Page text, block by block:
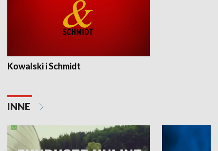
Kowalski i Schmidt
INNE